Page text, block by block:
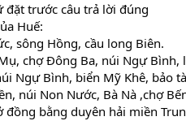
đặt trước câu trả lời đúng
Huế:
sông Hồng, cầu long Biên.
chợ Đông Ba, núi Ngự Bình,
Ngự Bình, biển Mỹ Khê, bảo
núi Non Nước, Bà Nà ,chợ
đồng bằng duyên hải miền